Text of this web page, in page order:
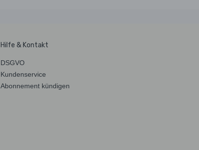
Hilfe & Kontakt
DSGVO
Kundenservice
Abonnement kündigen